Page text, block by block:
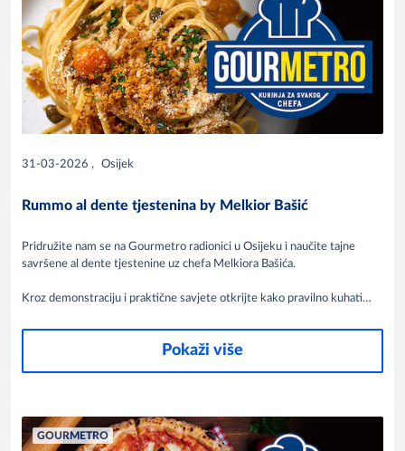
31-03-2026 , Osijek
Rummo al dente tjestenina by Melkior Bašić
Pridružite nam se na Gourmetro radionici u Osijeku i naučite tajne
savršene al dente tjestenine uz chefa Melkiora Bašića.
Kroz demonstraciju i praktične savjete otkrijte kako pravilno kuhati
gastronomsku razinu. Edukacija je namijenjena profesionalcima i svim
ljubiteljima vrhunske kuhinje.Pokaži više
GOURMETRO